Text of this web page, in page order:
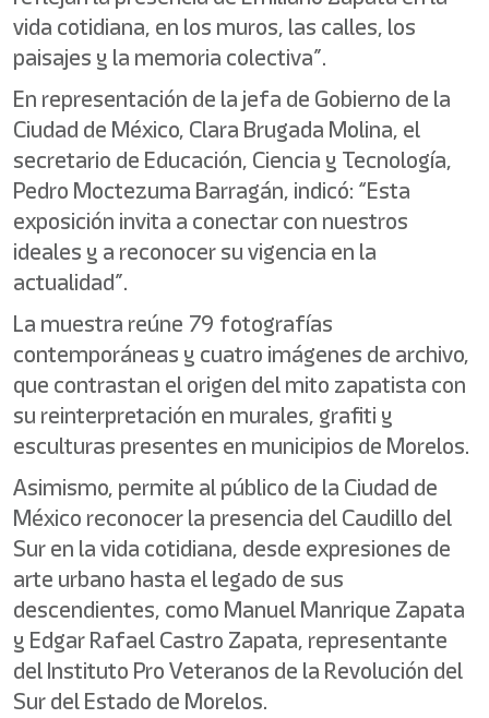
vida cotidiana, en los muros, las calles, los
paisajes y la memoria colectiva”.
En representación de la jefa de Gobierno de la
Ciudad de México, Clara Brugada Molina, el
secretario de Educación, Ciencia y Tecnología,
Pedro Moctezuma Barragán, indicó: “Esta
exposición invita a conectar con nuestros
ideales y a reconocer su vigencia en la
actualidad”.
La muestra reúne 79 fotografías
contemporáneas y cuatro imágenes de archivo,
que contrastan el origen del mito zapatista con
su reinterpretación en murales, grafiti y
esculturas presentes en municipios de Morelos.
Asimismo, permite al público de la Ciudad de
México reconocer la presencia del Caudillo del
Sur en la vida cotidiana, desde expresiones de
arte urbano hasta el legado de sus
descendientes, como Manuel Manrique Zapata
y Edgar Rafael Castro Zapata, representante
del Instituto Pro Veteranos de la Revolución del
Sur del Estado de Morelos.